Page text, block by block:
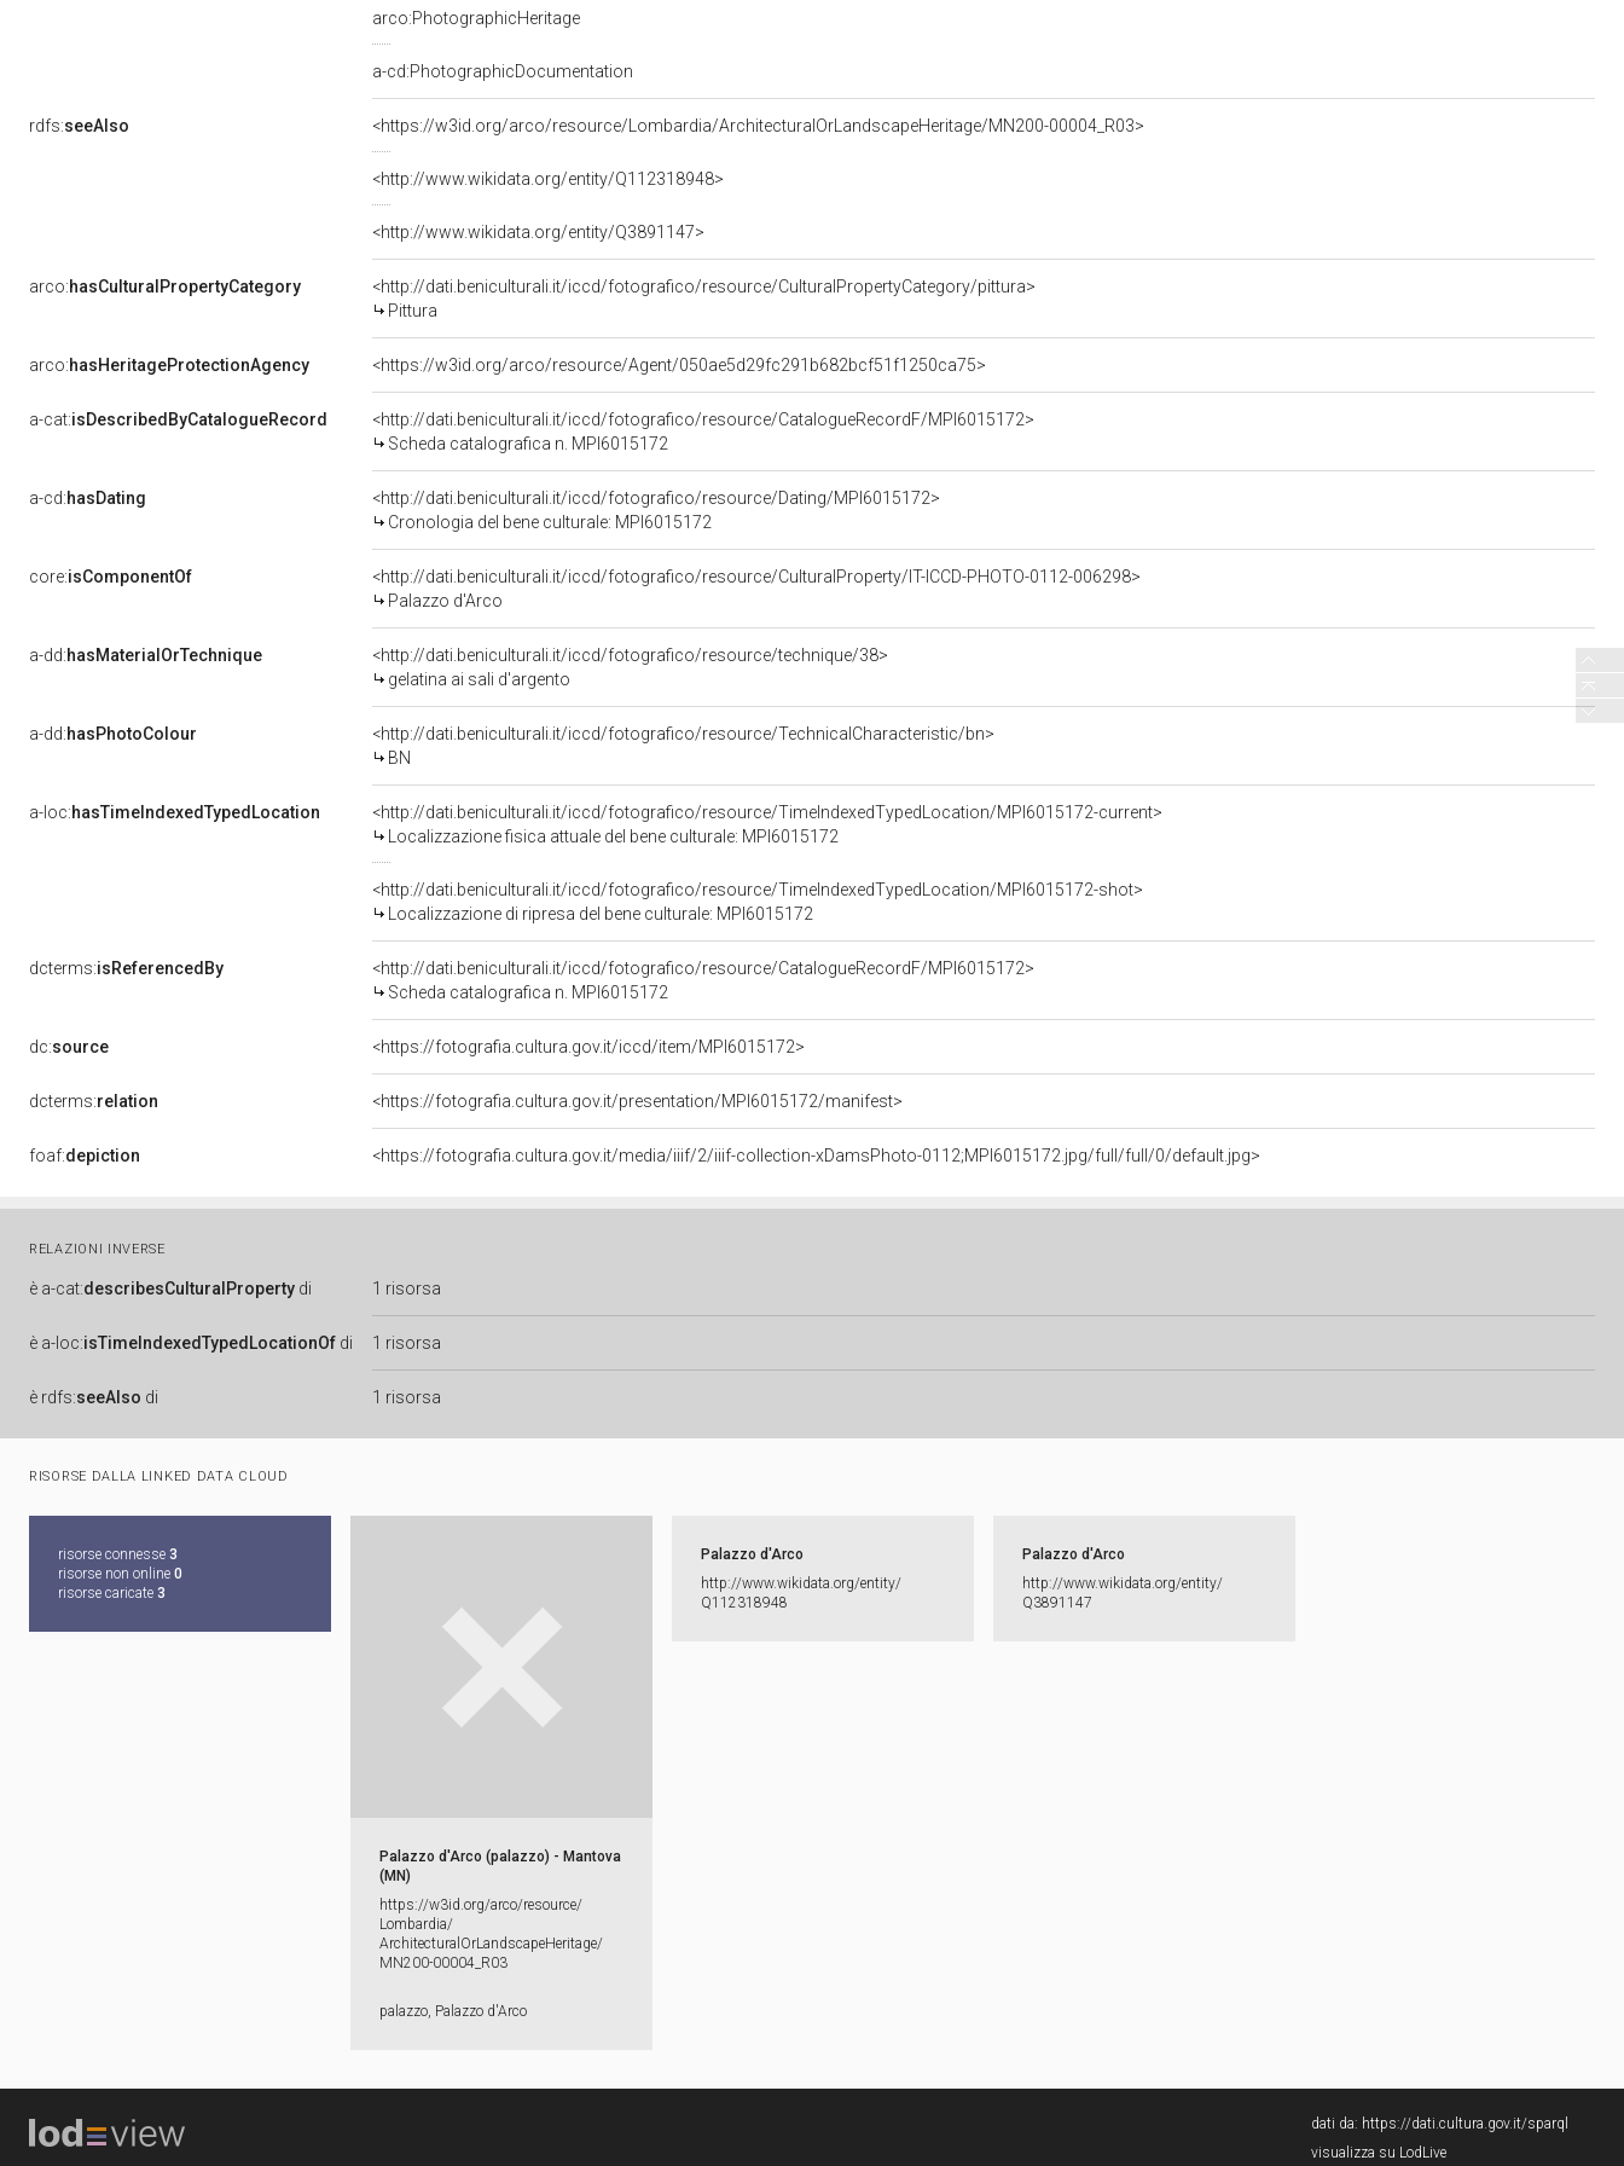
arco:PhotographicHeritage
a-cd:PhotographicDocumentation
rdfs:seeAlso <https://w3id.org/arco/resource/Lombardia/ArchitecturalOrLandscapeHeritage/MN200-00004_R03>
<http://www.wikidata.org/entity/Q112318948>
<http://www.wikidata.org/entity/Q3891147>
arco:hasCulturalPropertyCategory
<http://dati.beniculturali.it/iccd/fotografico/resource/CulturalPropertyCategory/pittura>
Pittura
arco:hasHeritageProtectionAgency <https://w3id.org/arco/resource/Agent/050ae5d29fc291b682bcf51f1250ca75>
a-cat:isDescribedByCatalogueRecord
<http://dati.beniculturali.it/iccd/fotografico/resource/CatalogueRecordF/MPI6015172>
Scheda catalografica n. MPI6015172
a-cd:hasDating
<http://dati.beniculturali.it/iccd/fotografico/resource/Dating/MPI6015172>
Cronologia del bene culturale: MPI6015172
core:isComponentOf
<http://dati.beniculturali.it/iccd/fotografico/resource/CulturalProperty/IT-ICCD-PHOTO-0112-006298>
Palazzo d'Arco
a-dd:hasMaterialOrTechnique
<http://dati.beniculturali.it/iccd/fotografico/resource/technique/38>
gelatina ai sali d'argento
a-dd:hasPhotoColour
<http://dati.beniculturali.it/iccd/fotografico/resource/TechnicalCharacteristic/bn>
BN
a-loc:hasTimeIndexedTypedLocation
<http://dati.beniculturali.it/iccd/fotografico/resource/TimeIndexedTypedLocation/MPI6015172-current>
Localizzazione fisica attuale del bene culturale: MPI6015172
<http://dati.beniculturali.it/iccd/fotografico/resource/TimeIndexedTypedLocation/MPI6015172-shot>
Localizzazione di ripresa del bene culturale: MPI6015172
dcterms:isReferencedBy
<http://dati.beniculturali.it/iccd/fotografico/resource/CatalogueRecordF/MPI6015172>
Scheda catalografica n. MPI6015172
dc:source <https://fotografia.cultura.gov.it/iccd/item/MPI6015172>
dcterms:relation <https://fotografia.cultura.gov.it/presentation/MPI6015172/manifest>
foaf:depiction <https://fotografia.cultura.gov.it/media/iiif/2/iiif-collection-xDamsPhoto-0112;MPI6015172.jpg/full/full/0/default.jpg>
RELAZIONI INVERSE
è a-cat:describesCulturalProperty di 1 risorsa
è a-loc:isTimeIndexedTypedLocationOf di 1 risorsa
è rdfs:seeAlso di 1 risorsa
RISORSE DALLA LINKED DATA CLOUD
risorse connesse 3
risorse non online 0
risorse caricate 3
Palazzo d'Arco (palazzo) - Mantova
(MN)
https:​/​/​w3id.​org/​arco/​resource/​
Lombardia/​
ArchitecturalOrLandscapeHeritage/​
MN200-​00004_​R03
palazzo, Palazzo d'Arco
Palazzo d'Arco
http:​/​/​www.​wikidata.​org/​entity/​
Q112318948
Palazzo d'Arco
http:​/​/​www.​wikidata.​org/​entity/​
Q3891147
dati da: https://dati.cultura.gov.it/sparql
visualizza su LodLive